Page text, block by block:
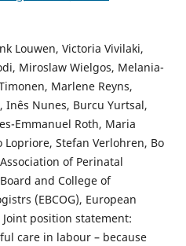
Louwen, Victoria Vivilaki,
Miroslaw Wielgos, Melania-
Marlene Reyns,
Inês Nunes, Burcu Yurtsal,
Emmanuel Roth, Maria
Lopriore, Stefan Verlohren, Bo
of Perinatal
and College of
(EBCOG), European
position statement:
care in labour – because